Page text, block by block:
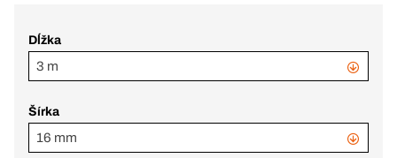
Dĺžka
3 m
Šírka
16 mm